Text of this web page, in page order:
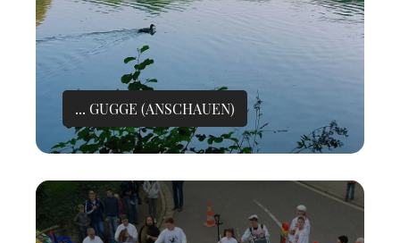
... GUGGE (ANSCHAUEN)